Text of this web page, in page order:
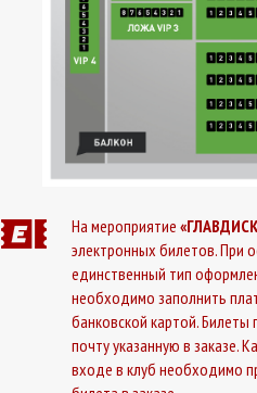
На мероприятие
электронных билетов. При
единственный тип
необходимо заполнить
банковской картой.
почту указанную в заказе.
входе в клуб необходимо